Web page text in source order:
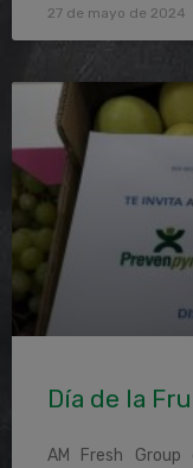
27 de mayo de 2024
Día de la
AM Fresh